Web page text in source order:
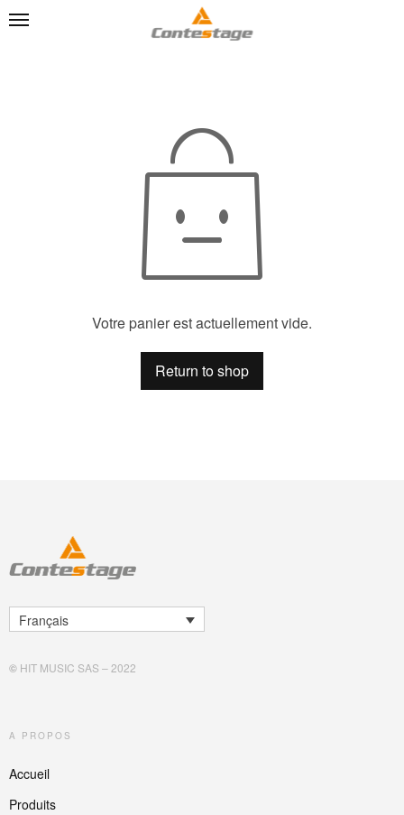
Votre panier est actuellement vide.
Return to shop
Français
© HIT MUSIC SAS – 2022
A PROPOS
Accueil
Produits